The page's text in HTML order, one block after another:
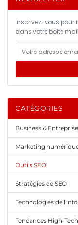
Inscrivez-vous pour
dans votre boîte
CATÉGORIES
Business & Entreprise
Marketing
Outils SEO
Stratégies de SEO
Technologies de
Tendances High-Tech